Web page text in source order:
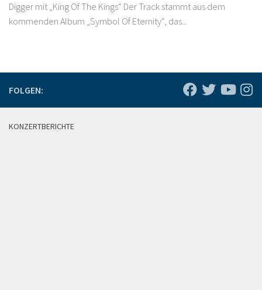
Digger mit „King Of The Kings“ Der Track stammt aus dem
kommenden Album „Symbol Of Eternity“, das...
FOLGEN:
KONZERTBERICHTE